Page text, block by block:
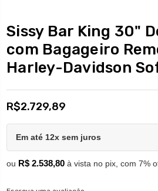
Sissy Bar King 30"
com Bagageiro
Harley-Davidson
R$2.729,89
Em até 12x sem juros
ou R$ 2.538,80 à vista no pix, com 7%